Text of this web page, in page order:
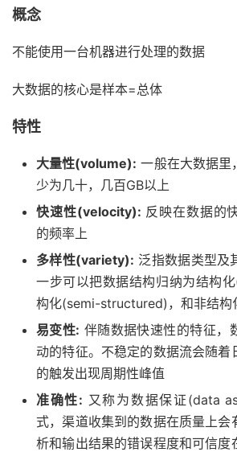
概念
不能使用一台机器进行处理的数据
大数据的核心是样本=总体
特性
大量性(volume): 一般在大数据里
少为几十，几百GB以上
快速性(velocity): 反映在数据的
的频率上
多样性(variety): 泛指数据类型及
一步可以把数据结构归纳为结构
构化(semi-structured)，和非结
易变性: 伴随数据快速性的特征，
动的特征。不稳定的数据流会随着
的触发出现周期性峰值
准确性: 又称为数据保证(data
式，渠道收集到的数据在质量上会
析和输出结果的错误程度和可信度